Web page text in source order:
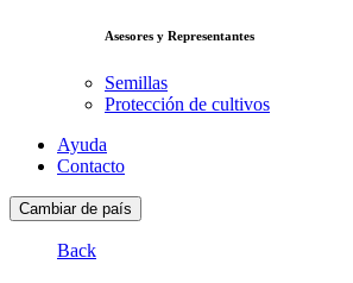
Asesores y Representantes
Semillas
Protección de cultivos
Ayuda
Contacto
Cambiar de país
Back